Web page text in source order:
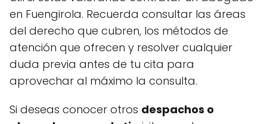
en Fuengirola. Recuerda consultar las áreas
del derecho que cubren, los métodos de
atención que ofrecen y resolver cualquier
duda previa antes de tu cita para
aprovechar al máximo la consulta.
Si deseas conocer otros despachos o